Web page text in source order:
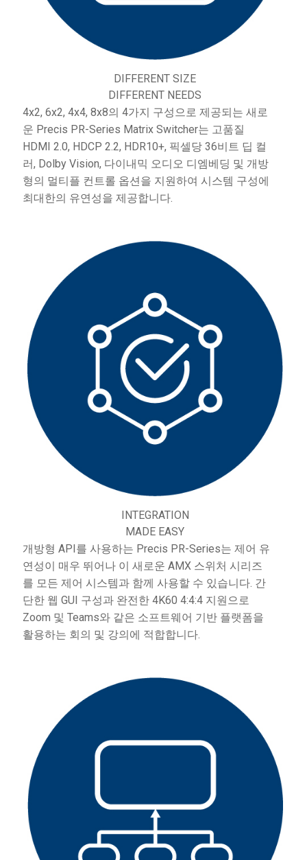
DIFFERENT SIZE
DIFFERENT NEEDS
4x2, 6x2, 4x4, 8x8의 4가지 구성으로 제공되는 새로
운 Precis PR-Series Matrix Switcher는 고품질
HDMI 2.0, HDCP 2.2, HDR10+, 픽셀당 36비트 딥 컬
러, Dolby Vision, 다이내믹 오디오 디엠베딩 및 개방
형의 멀티플 컨트롤 옵션을 지원하여 시스템 구성에
최대한의 유연성을 제공합니다.
INTEGRATION
MADE EASY
개방형 API를 사용하는 Precis PR-Series는 제어 유
연성이 매우 뛰어나 이 새로운 AMX 스위처 시리즈
를 모든 제어 시스템과 함께 사용할 수 있습니다. 간
단한 웹 GUI 구성과 완전한 4K60 4:4:4 지원으로
Zoom 및 Teams와 같은 소프트웨어 기반 플랫폼을
활용하는 회의 및 강의에 적합합니다.